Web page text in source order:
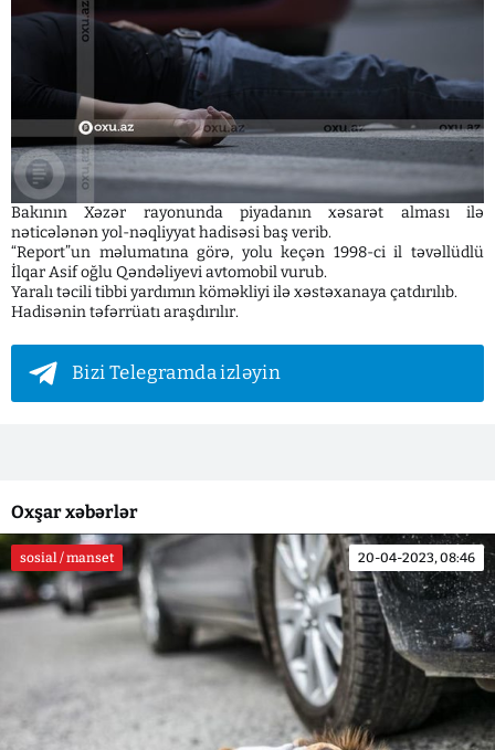
Bakının Xəzər rayonunda piyadanın xəsarət alması ilə
nəticələnən yol-nəqliyyat hadisəsi baş verib.
“Report”un məlumatına görə, yolu keçən 1998-ci il təvəllüdlü
İlqar Asif oğlu Qəndəliyevi avtomobil vurub.
Yaralı təcili tibbi yardımın köməkliyi ilə xəstəxanaya çatdırılıb.
Hadisənin təfərrüatı araşdırılır.
Bizi Telegramda izləyin
Oxşar xəbərlər
sosial / manset 20-04-2023, 08:46